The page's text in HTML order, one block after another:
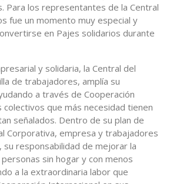
Para los representantes de la Central
fue un momento muy especial y
en Pajes solidarios durante
y solidaria, la Central del
de trabajadores, amplía su
a través de Cooperación
colectivos que más necesidad tienen
señalados. Dentro de su plan de
Corporativa, empresa y trabajadores
su responsabilidad de mejorar la
sin hogar y con menos
a la extraordinaria labor que